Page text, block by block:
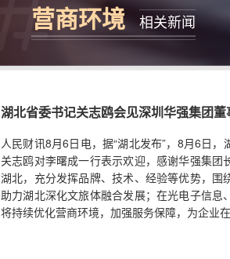
营商环境 相关新闻
湖北省委书记关志鸥会见深圳华强集团
人民财讯8月6日电，据“湖北发布”，8月6日
关志鸥对李曙成一行表示欢迎，感谢华强集
湖北，充分发挥品牌、技术、经验等优势，
助力湖北深化文旅体融合发展；在光电子信
将持续优化营商环境，加强服务保障，为企业